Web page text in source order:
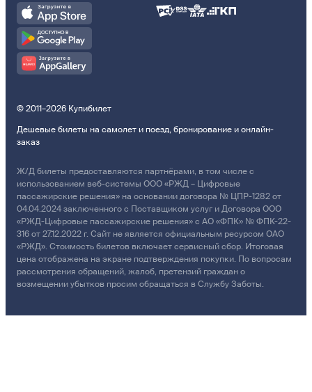
© 2011–2026 Купибилет
Дешевые билеты на самолет и поезд, бронирование и онлайн-
заказ
Ж/Д билеты предоставляются партнёрами, в том числе с
использованием веб-системы ООО «РЖД – Цифровые
пассажирские решения» на основании договора № ЦПР-1282 от
04.04.2024 заключенного с Поставщиком услуг и Договора ООО
«РЖД-Цифровые пассажирские решения» с АО «ФПК» № ФПК-22-
316 от 27.12.2022 г. Сайт не является официальным ресурсом ОАО
«РЖД». Стоимость билетов включает сервисный сбор. Итоговая
цена отображена на экране подтверждения покупки. По вопросам
рассмотрения обращений, жалоб, претензий граждан о
возмещении убытков просим обращаться в Службу Заботы.